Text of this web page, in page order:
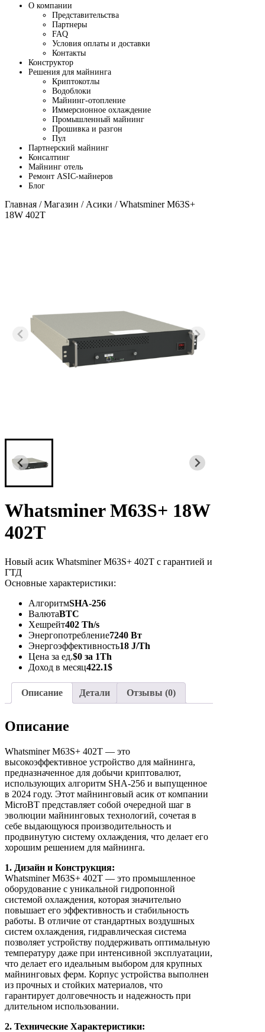
О компании
Представительства
Партнеры
FAQ
Условия оплаты и доставки
Контакты
Конструктор
Решения для майнинга
Криптокотлы
Водоблоки
Майнинг-отопление
Иммерсионное охлаждение
Промышленный майнинг
Прошивка и разгон
Пул
Партнерский майнинг
Консалтинг
Майнинг отель
Ремонт ASIC-майнеров
Блог
Главная /Магазин / Асики / Whatsminer M63S+
18W 402T
Whatsminer M63S+ 18W
402T
Новый асик Whatsminer M63S+ 402T с гарантией и
ГТД
Основные характеристики:
АлгоритмSHA-256
ВалютаBTC
Хешрейт402 Th/s
Энергопотребление7240 Вт
Энергоэффективность18 J/Th
Цена за ед.$0 за 1Th
Доход в месяц422.1$
Описание Детали Отзывы (0)
Описание
Whatsminer M63S+ 402T — это
высокоэффективное устройство для майнинга,
предназначенное для добычи криптовалют,
использующих алгоритм SHA-256 и выпущенное
в 2024 году. Этот майнинговый асик от компании
MicroBT представляет собой очередной шаг в
эволюции майнинговых технологий, сочетая в
себе выдающуюся производительность и
продвинутую систему охлаждения, что делает его
хорошим решением для майнинга.
1. Дизайн и Конструкция:
Whatsminer M63S+ 402T — это промышленное
оборудование с уникальной гидропонной
системой охлаждения, которая значительно
повышает его эффективность и стабильность
работы. В отличие от стандартных воздушных
систем охлаждения, гидравлическая система
позволяет устройству поддерживать оптимальную
температуру даже при интенсивной эксплуатации,
что делает его идеальным выбором для крупных
майнинговых ферм. Корпус устройства выполнен
из прочных и стойких материалов, что
гарантирует долговечность и надежность при
длительном использовании.
2. Технические Характеристики: